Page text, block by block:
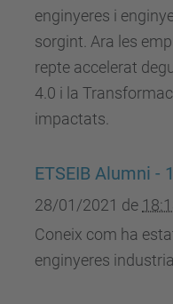
enginyeres i
sorgint. Ara les
repte accelerat
4.0 i la
impactats.
ETSEIB Alumni -
28/01/2021 de
Coneix com ha
enginyeres